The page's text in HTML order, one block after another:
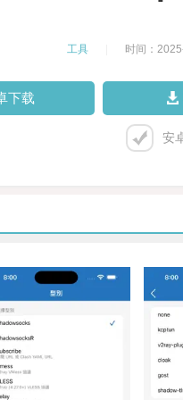
工具 时间：
下载
安